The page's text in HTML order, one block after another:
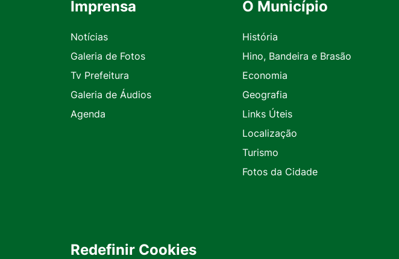
Seção do Rodapé e Contato
Imprensa
Notícias
Galeria de Fotos
Tv Prefeitura
Galeria de Áudios
Agenda
O Município
História
Hino, Bandeira e Brasão
Economia
Geografia
Links Úteis
Localização
Turismo
Fotos da Cidade
Redefinir Cookies